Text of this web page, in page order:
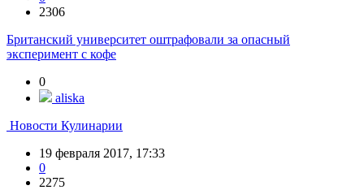
2306
Британский университет оштрафовали за опасный
эксперимент с кофе
0
aliska
Новости Кулинарии
19 февраля 2017, 17:33
0
2275